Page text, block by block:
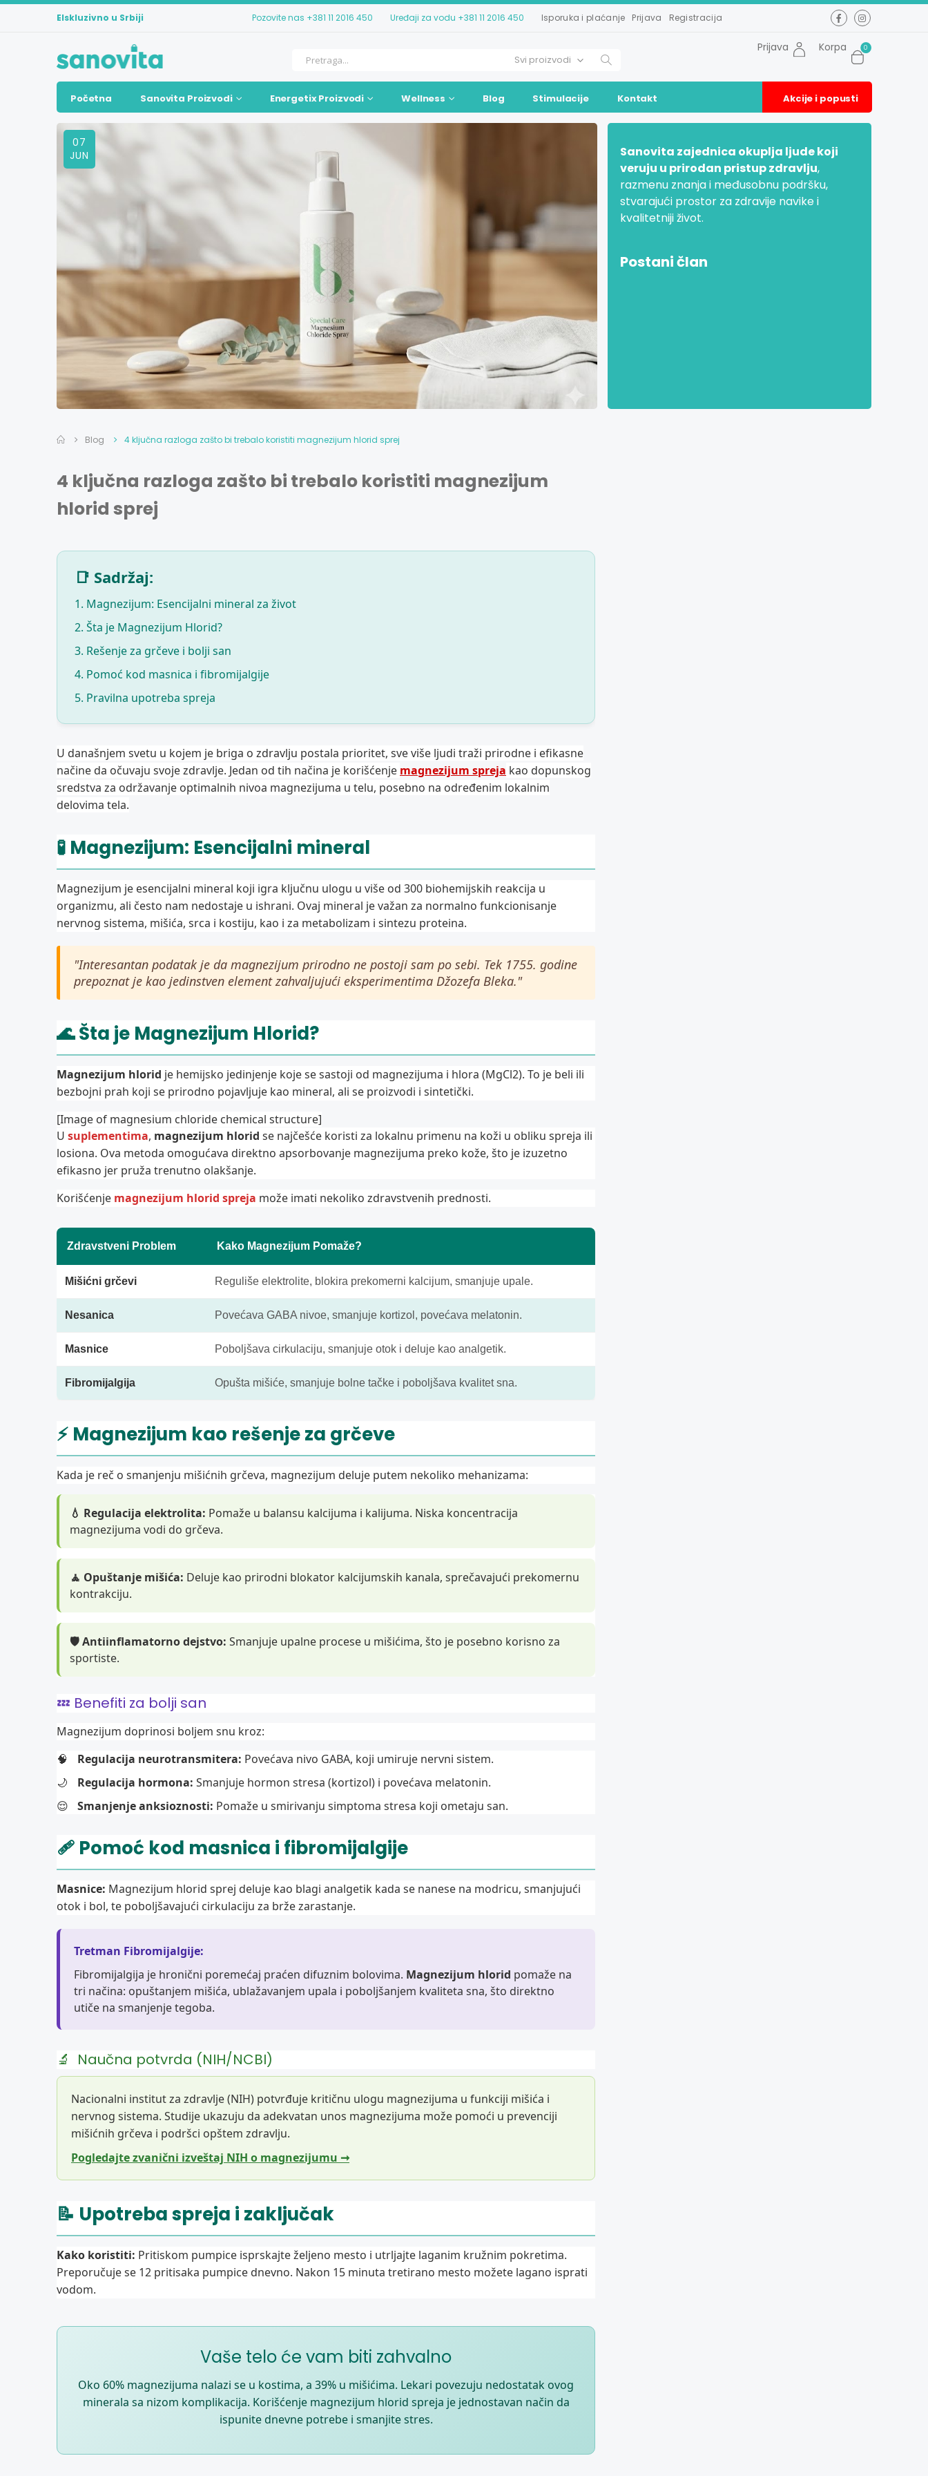
Elskluzivno u Srbiji Pozovite nas +381 11 2016 450 Uređaji za vodu +381 11 2016 450 Isporuka i plaćanje Prijava Registracija
Prijava Korpa 0
Početna Sanovita Proizvodi Energetix Proizvodi Wellness Blog Stimulacije Kontakt Akcije i popusti
07
JUN
Sanovita zajednica okuplja ljude koji
veruju u prirodan pristup zdravlju,
razmenu znanja i međusobnu podršku,
stvarajući prostor za zdravije navike i
kvalitetniji život.
Postani član
Blog 4 ključna razloga zašto bi trebalo koristiti magnezijum hlorid sprej
4 ključna razloga zašto bi trebalo koristiti magnezijum
hlorid sprej
📑 Sadržaj:
1. Magnezijum: Esencijalni mineral za život
2. Šta je Magnezijum Hlorid?
3. Rešenje za grčeve i bolji san
4. Pomoć kod masnica i fibromijalgije
5. Pravilna upotreba spreja
U današnjem svetu u kojem je briga o zdravlju postala prioritet, sve više ljudi traži prirodne i efikasne
načine da očuvaju svoje zdravlje. Jedan od tih načina je korišćenje magnezijum spreja kao dopunskog
sredstva za održavanje optimalnih nivoa magnezijuma u telu, posebno na određenim lokalnim
delovima tela.
🧪 Magnezijum: Esencijalni mineral
Magnezijum je esencijalni mineral koji igra ključnu ulogu u više od 300 biohemijskih reakcija u
organizmu, ali često nam nedostaje u ishrani. Ovaj mineral je važan za normalno funkcionisanje
nervnog sistema, mišića, srca i kostiju, kao i za metabolizam i sintezu proteina.
"Interesantan podatak je da magnezijum prirodno ne postoji sam po sebi. Tek 1755. godine
prepoznat je kao jedinstven element zahvaljujući eksperimentima Džozefa Bleka."
🌊 Šta je Magnezijum Hlorid?
Magnezijum hlorid je hemijsko jedinjenje koje se sastoji od magnezijuma i hlora (MgCl2). To je beli ili
bezbojni prah koji se prirodno pojavljuje kao mineral, ali se proizvodi i sintetički.
[Image of magnesium chloride chemical structure]
U suplementima, magnezijum hlorid se najčešće koristi za lokalnu primenu na koži u obliku spreja ili
losiona. Ova metoda omogućava direktno apsorbovanje magnezijuma preko kože, što je izuzetno
efikasno jer pruža trenutno olakšanje.
Korišćenje magnezijum hlorid spreja može imati nekoliko zdravstvenih prednosti.
Zdravstveni Problem Kako Magnezijum Pomaže?
Mišićni grčevi Reguliše elektrolite, blokira prekomerni kalcijum, smanjuje upale.
Nesanica Povećava GABA nivoe, smanjuje kortizol, povećava melatonin.
Masnice Poboljšava cirkulaciju, smanjuje otok i deluje kao analgetik.
Fibromijalgija Opušta mišiće, smanjuje bolne tačke i poboljšava kvalitet sna.
⚡ Magnezijum kao rešenje za grčeve
Kada je reč o smanjenju mišićnih grčeva, magnezijum deluje putem nekoliko mehanizama:
💧 Regulacija elektrolita: Pomaže u balansu kalcijuma i kalijuma. Niska koncentracija
magnezijuma vodi do grčeva.
🧘 Opuštanje mišića: Deluje kao prirodni blokator kalcijumskih kanala, sprečavajući prekomernu
kontrakciju.
🛡️ Antiinflamatorno dejstvo: Smanjuje upalne procese u mišićima, što je posebno korisno za
sportiste.
💤 Benefiti za bolji san
Magnezijum doprinosi boljem snu kroz:
🧠
Regulacija neurotransmitera: Povećava nivo GABA, koji umiruje nervni sistem.
🌙
Regulacija hormona: Smanjuje hormon stresa (kortizol) i povećava melatonin.
😌
Smanjenje anksioznosti: Pomaže u smirivanju simptoma stresa koji ometaju san.
🩹 Pomoć kod masnica i fibromijalgije
Masnice: Magnezijum hlorid sprej deluje kao blagi analgetik kada se nanese na modricu, smanjujući
otok i bol, te poboljšavajući cirkulaciju za brže zarastanje.
Tretman Fibromijalgije:
Fibromijalgija je hronični poremećaj praćen difuznim bolovima. Magnezijum hlorid pomaže na
tri načina: opuštanjem mišića, ublažavanjem upala i poboljšanjem kvaliteta sna, što direktno
utiče na smanjenje tegoba.
🔬 Naučna potvrda (NIH/NCBI)
Nacionalni institut za zdravlje (NIH) potvrđuje kritičnu ulogu magnezijuma u funkciji mišića i
nervnog sistema. Studije ukazuju da adekvatan unos magnezijuma može pomoći u prevenciji
mišićnih grčeva i podršci opštem zdravlju.
Pogledajte zvanični izveštaj NIH o magnezijumu ➞
📝 Upotreba spreja i zaključak
Kako koristiti: Pritiskom pumpice isprskajte željeno mesto i utrljajte laganim kružnim pokretima.
Preporučuje se 12 pritisaka pumpice dnevno. Nakon 15 minuta tretirano mesto možete lagano isprati
vodom.
Vaše telo će vam biti zahvalno
Oko 60% magnezijuma nalazi se u kostima, a 39% u mišićima. Lekari povezuju nedostatak ovog
minerala sa nizom komplikacija. Korišćenje magnezijum hlorid spreja je jednostavan način da
ispunite dnevne potrebe i smanjite stres.